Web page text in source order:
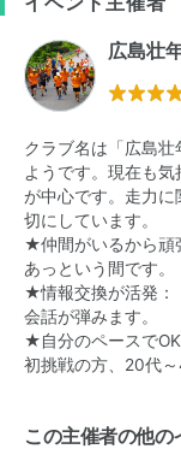
広島壮
クラブ名は「広島
ようです。現在も
が中心です。走力
切にしています。
★仲間がいるから頑
あっという間です。
★情報交換が活発：
会話が弾みます。
★自分のペースで
初挑戦の方、20代
この主催者の他の